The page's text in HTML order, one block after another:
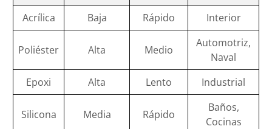
Acrílica Baja Rápido Interior
Poliéster Alta Medio
Automotriz,
Naval
Epoxi
Alta Lento Industrial
Silicona Media Rápido
Baños,
Cocinas